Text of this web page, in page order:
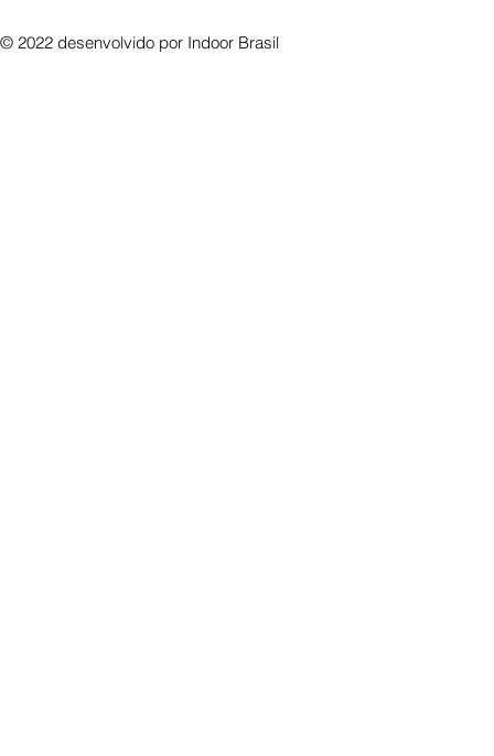
© 2022 desenvolvido por Indoor Brasil